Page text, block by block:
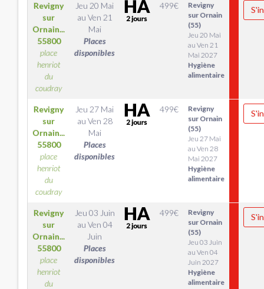
Revigny
sur
Ornain...
55800
place
henriot
du
coudray
Jeu 20 Mai
au Ven 21
Mai
Places
disponibles
499€
Revigny
sur Ornain
(55)
Jeu 20 Mai
au Ven 21
Mai 2027
Hygiène
alimentaire
Revigny
sur
Ornain...
55800
place
henriot
du
coudray
Jeu 27 Mai
au Ven 28
Mai
Places
disponibles
499€
Revigny
sur Ornain
(55)
Jeu 27 Mai
au Ven 28
Mai 2027
Hygiène
alimentaire
Revigny
sur
Ornain...
55800
place
henriot
du
Jeu 03 Juin
au Ven 04
Juin
Places
disponibles
499€
Revigny
sur Ornain
(55)
Jeu 03 Juin
au Ven 04
Juin 2027
Hygiène
alimentaire